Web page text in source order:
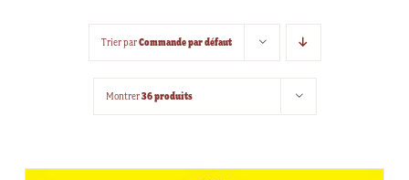
Trier parCommande par défaut
Montrer36 produits